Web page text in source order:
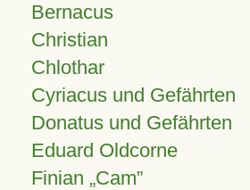
Bernacus
Christian
Chlothar
Cyriacus und Gefährten
Donatus und Gefährten
Eduard Oldcorne
Finian Cam